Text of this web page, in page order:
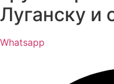
Луганску и
Whatsapp